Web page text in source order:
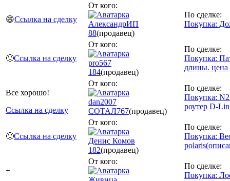
😄Ссылка на сделку
От кого:
АлександрИП
88(продавец)
По сделке:
Покупка:
🙂Ссылка на сделку
От кого:
pro567
184(продавец)
По сделке:
Покупка:
длины. цена
Все хорошо!
Ссылка на сделку
От кого:
dan2007
СОТАЛ767(продавец)
По сделке:
Покупка:
роутер D-
🙂Ссылка на сделку
От кого:
Денис Комов
182(продавец)
По сделке:
Покупка:
+
От кого:
По сделке:
Покупка: